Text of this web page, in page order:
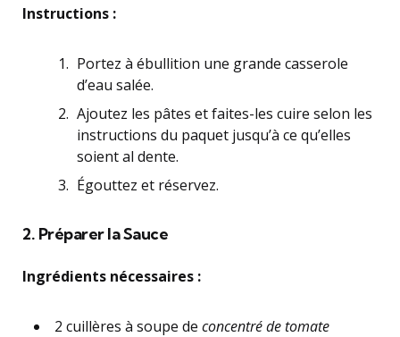
Instructions :
Portez à ébullition une grande casserole
d’eau salée.
Ajoutez les pâtes et faites-les cuire selon les
instructions du paquet jusqu’à ce qu’elles
soient al dente.
Égouttez et réservez.
2. Préparer la Sauce
Ingrédients nécessaires :
2 cuillères à soupe de concentré de tomate